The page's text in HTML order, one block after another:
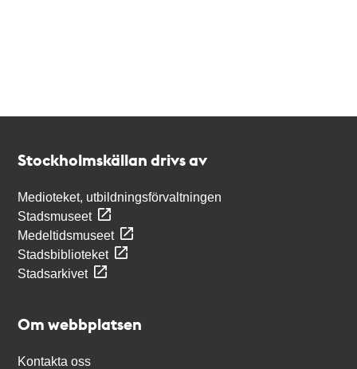
Stockholmskällan drivs av
Medioteket, utbildningsförvaltningen
Stadsmuseet
Medeltidsmuseet
Stadsbiblioteket
Stadsarkivet
Om webbplatsen
Kontakta oss